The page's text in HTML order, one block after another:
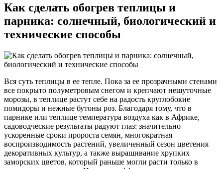
Как сделать обогрев теплицы и
парника: солнечный, биологический и
технические способы
Вся суть теплицы в ее тепле. Пока за ее прозрачными стенами
все покрыто полуметровым снегом и крепчают нешуточные
морозы, в теплице растут себе на радость круглобокие
помидоры и нежные бутоны роз. Благодаря тому, что в
парнике или теплице температура воздуха как в Африке,
садоводческие результаты радуют глаз: значительно
ускоренные сроки пророста семян, многократная
воспроизводимость растений, увеличенный сезон цветения
декоративных культур, а также выращивание хрупких
заморских цветов, который раньше могли расти только в